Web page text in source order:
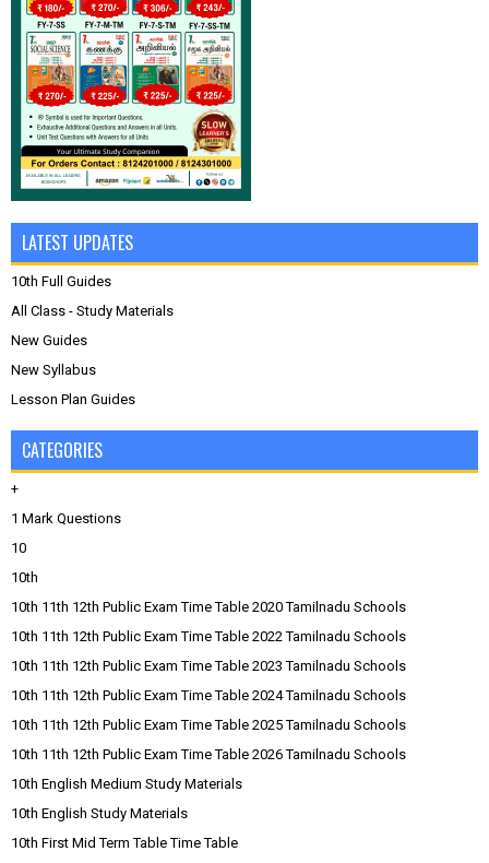
LATEST UPDATES
10th Full Guides
All Class - Study Materials
New Guides
New Syllabus
Lesson Plan Guides
CATEGORIES
+
1 Mark Questions
10
10th
10th 11th 12th Public Exam Time Table 2020 Tamilnadu Schools
10th 11th 12th Public Exam Time Table 2022 Tamilnadu Schools
10th 11th 12th Public Exam Time Table 2023 Tamilnadu Schools
10th 11th 12th Public Exam Time Table 2024 Tamilnadu Schools
10th 11th 12th Public Exam Time Table 2025 Tamilnadu Schools
10th 11th 12th Public Exam Time Table 2026 Tamilnadu Schools
10th English Medium Study Materials
10th English Study Materials
10th First Mid Term Table Time Table